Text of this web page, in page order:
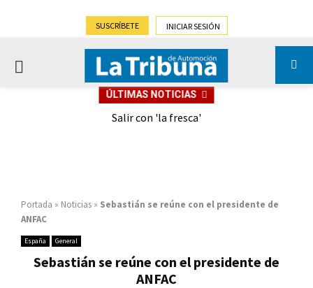
SUSCRÍBETE INICIAR SESIÓN
PRIMARY
ÚLTIMAS NOTICIAS
Salir con 'la fresca'
Portada » Noticias » Sebastián se reúne con el presidente de
ANFAC
España General
Sebastián se reúne con el presidente de
ANFAC